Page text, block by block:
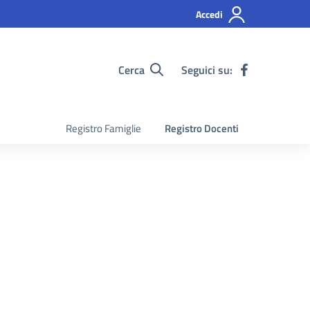
Accedi
Cerca Seguici su:
Registro Famiglie Registro Docenti